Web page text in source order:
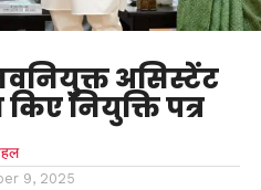
असिस्टेंट
किए नियुक्ति पत्र
9, 2025